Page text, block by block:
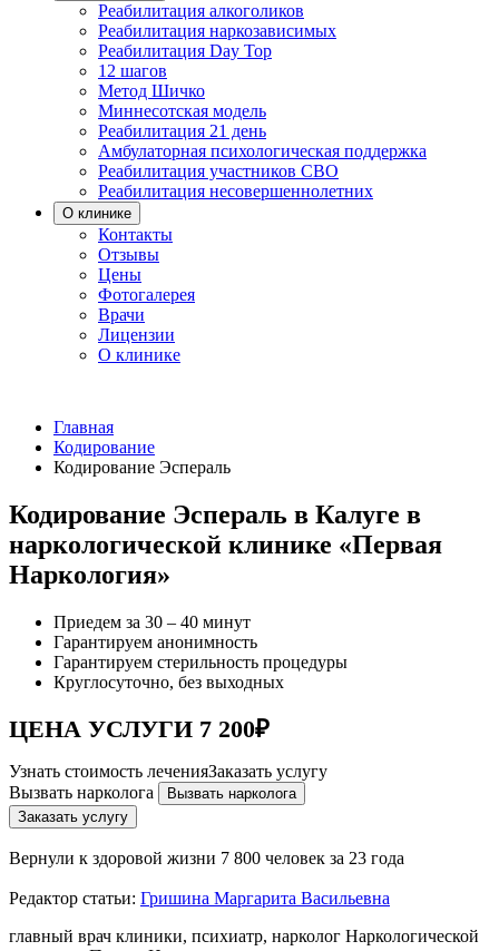
Реабилитация алкоголиков
Реабилитация наркозависимых
Реабилитация Day Top
12 шагов
Метод Шичко
Миннесотская модель
Реабилитация 21 день
Амбулаторная психологическая поддержка
Реабилитация участников СВО
Реабилитация несовершеннолетних
О клинике
Контакты
Отзывы
Цены
Фотогалерея
Врачи
Лицензии
О клинике
Главная
Кодирование
Кодирование Эспераль
Кодирование Эспераль в Калуге в
наркологической клинике «Первая
Наркология»
Приедем за 30 – 40 минут
Гарантируем анонимность
Гарантируем стерильность процедуры
Круглосуточно, без выходных
ЦЕНА УСЛУГИ 7 200₽
Узнать стоимость леченияЗаказать услугу
Вызвать нарколога
Вызвать нарколога
Заказать услугу
Вернули к здоровой жизни 7 800 человек за 23 года
Редактор статьи: Гришина Маргарита Васильевна
главный врач клиники, психиатр, нарколог Наркологической